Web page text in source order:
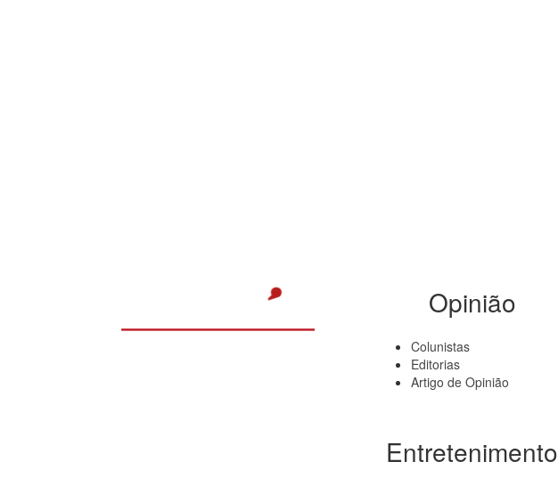
Opinião
Colunistas
Editorias
Artigo de Opinião
Entretenimento